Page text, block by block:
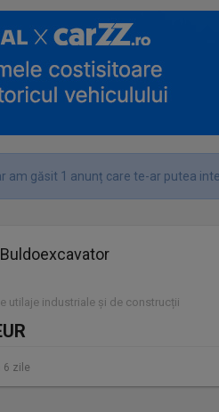
am găsit 1 anunț care te-ar putea
utilaje industriale și de construcții
6 zile